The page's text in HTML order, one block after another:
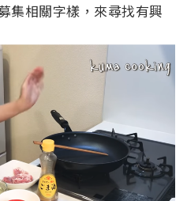
集相關字樣，來尋找有興